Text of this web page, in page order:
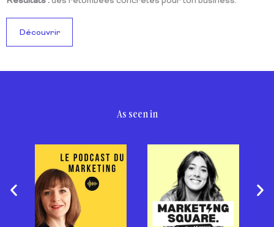
Découvrir
As seen in